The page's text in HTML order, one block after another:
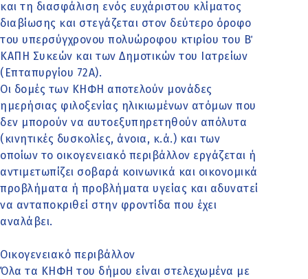
και τη διασφάλιση ενός ευχάριστου κλίματος
διαβίωσης και στεγάζεται στον δεύτερο όροφο
του υπερσύγχρονου πολυώροφου κτιρίου του Β΄
ΚΑΠΗ Συκεών και των Δημοτικών του Ιατρείων
(Επταπυργίου 72Α).
Οι δομές των ΚΗΦΗ αποτελούν μονάδες
ημερήσιας φιλοξενίας ηλικιωμένων ατόμων που
δεν μπορούν να αυτοεξυπηρετηθούν απόλυτα
(κινητικές δυσκολίες, άνοια, κ.ά.) και των
οποίων το οικογενειακό περιβάλλον εργάζεται ή
αντιμετωπίζει σοβαρά κοινωνικά και οικονομικά
προβλήματα ή προβλήματα υγείας και αδυνατεί
να ανταποκριθεί στην φροντίδα που έχει
αναλάβει.
Οικογενειακό περιβάλλον
Όλα τα ΚΗΦΗ του δήμου είναι στελεχωμένα με